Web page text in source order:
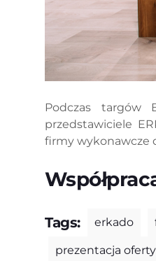
Podczas targów
przedstawiciele
firmy wykonawcze
Tags: erkado
prezentacja